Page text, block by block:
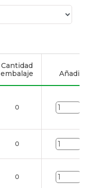
Cantidad
embalaje
Añadir
0
0
0